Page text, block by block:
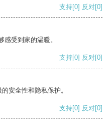
支持[0] 反对[0]
受到家的温暖。
支持[0] 反对[0]
安全性和隐私保护。
支持[0] 反对[0]